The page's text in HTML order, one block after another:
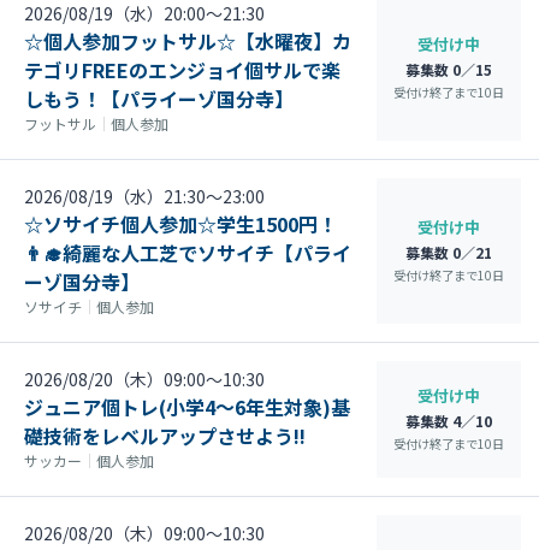
2026/08/19（水）20:00〜21:30
☆個人参加フットサル☆【水曜夜】カ
テゴリFREEのエンジョイ個サルで楽
しもう！【パライーゾ国分寺】
フットサル ｜ 個人参加
受付け中
募集数 0／15
受付け終了まで10日
2026/08/19（水）21:30〜23:00
☆ソサイチ個人参加☆学生1500円！
👨‍🎓綺麗な人工芝でソサイチ【パライ
ーゾ国分寺】
ソサイチ ｜ 個人参加
受付け中
募集数 0／21
受付け終了まで10日
2026/08/20（木）09:00〜10:30
ジュニア個トレ(小学4～6年生対象)基
礎技術をレベルアップさせよう‼
サッカー ｜ 個人参加
受付け中
募集数 4／10
受付け終了まで10日
2026/08/20（木）09:00〜10:30